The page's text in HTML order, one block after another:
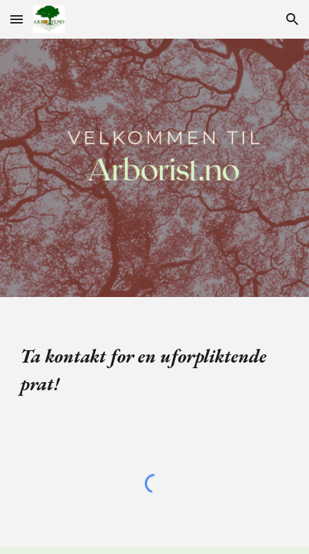
Skip to main content Skip to navigation
Ta kontakt for en uforpliktende
prat!